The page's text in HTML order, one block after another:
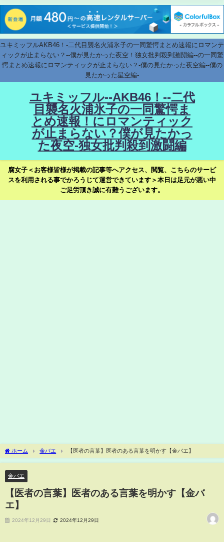
ユキミッフルAKB46！-二代目襲名火浦氷子の一同驚愕まとめ速報にロマンテ
ィックが止まらない？--僕が見たかった夜空！独女批判殺到激闘編--の一同驚
愕まとめ速報にロマンティックが止まらない？-僕の見たかった夜空編--僕の
見たかった星空編-
ユキミッフル--AKB46！--二代
目襲名火浦氷子の一同驚愕ま
とめ速報！にロマンティック
が止まらない？僕が見たかっ
た夜空-独女批判殺到激闘編
腐女子＜お客様皆様が掲載の記事等へアクセス、閲覧、こちらのサービ
スを利用される事でかろうじて運営できています＞本日は足元が悪い中
ご足労頂き誠に有難うございます。
ホーム 金バエ 【医者の言葉】医者のある言葉を明かす【金バエ】
金バエ
【医者の言葉】医者のある言葉を明かす【金バ
エ】
2024年12月29日 2024年12月29日